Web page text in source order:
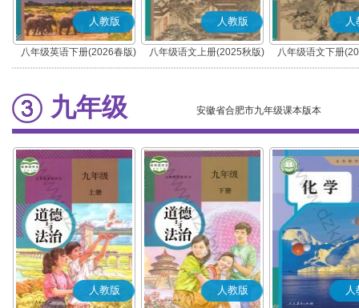
人教版
八年级英语下册(2026春版)
人教版
八年级语文上册(2025秋版)
(部编版)
人
八年级语文下册
(部编版)
九年级 安徽省合肥市九年级课本版本
人教版 人教版 人